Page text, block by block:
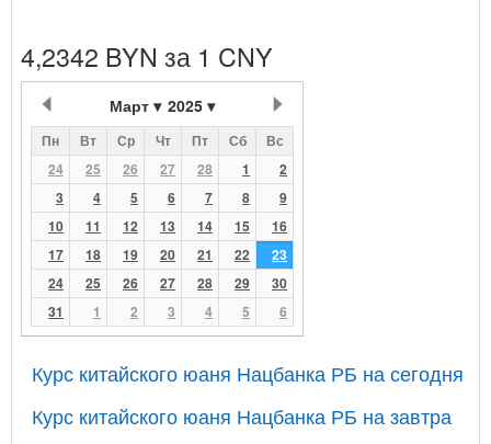
4,2342 BYN за 1 CNY
Март 2025
Пн Вт Ср Чт Пт Сб
Вс
24
25 26 27 28 1
2
3
4 5 6 7 8
9
10
11 12 13 14 15
16
17
18 19 20 21 22
23
24
25 26 27 28 29
30
31
1 2 3 4 5 6
Курс китайского юаня Нацбанка РБ на сегодня
Курс китайского юаня Нацбанка РБ на завтра